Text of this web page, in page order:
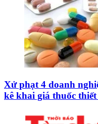
Xử phạt 4 doanh
kê khai giá thuốc thiết